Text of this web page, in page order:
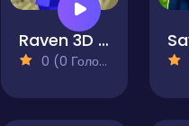
Raven 3D - Front Line
0 (0 Голосів)